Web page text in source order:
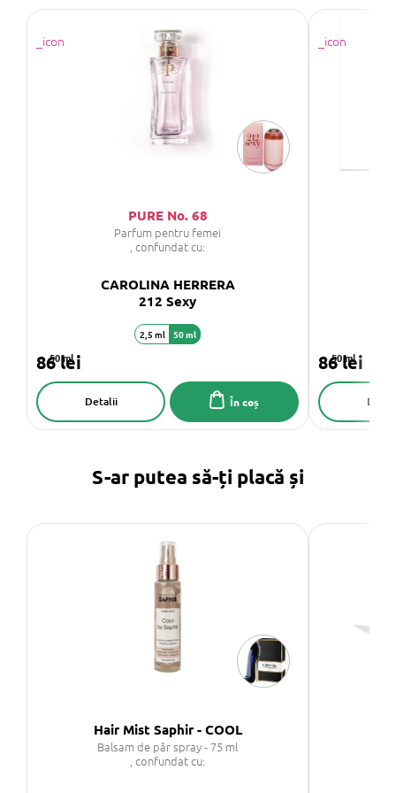
PURE No. 68
Parfum pentru femei
, confundat cu:
CAROLINA HERRERA
212 Sexy
50 ml
86 lei
În coș
Detalii
2,5 ml 50 ml
50 ml
86 lei
S-ar putea să-ți placă și
Hair Mist Saphir - COOL
Balsam de păr spray - 75 ml
, confundat cu: